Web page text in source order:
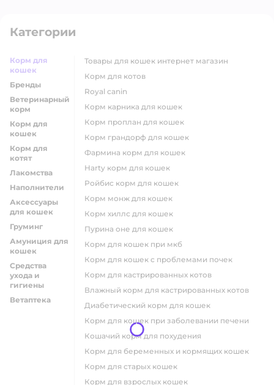
Категории
Корм для
кошек
Бренды
Ветеринарный
корм
Корм для
кошек
Корм для
котят
Лакомства
Наполнители
Аксессуары
для кошек
Груминг
Амуниция для
кошек
Средства
ухода и
гигиены
Ветаптека
товары для кошек интернет магазин
корм для котов
royal canin
корм карника для кошек
корм проплан для кошек
корм грандорф для кошек
фармина корм для кошек
harty корм для кошек
ройбис корм для кошек
корм монж для кошек
корм хиллс для кошек
пурина оне для кошек
корм для кошек при мкб
корм для кошек с проблемами почек
Корм для кастрированных котов
влажный корм для кастрированных котов
диабетический корм для кошек
корм для кошек при заболевании печени
кошачий корм для похудения
корм для беременных и кормящих кошек
корм для старых кошек
корм для взрослых кошек